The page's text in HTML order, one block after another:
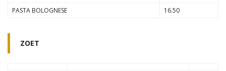
PASTA BOLOGNESE
16.50
ZOET